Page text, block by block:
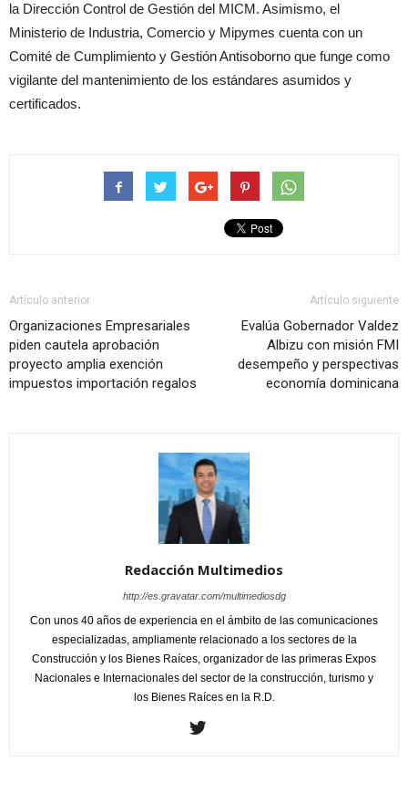
la Dirección Control de Gestión del MICM. Asimismo, el
Ministerio de Industria, Comercio y Mipymes cuenta con un
Comité de Cumplimiento y Gestión Antisoborno que funge como
vigilante del mantenimiento de los estándares asumidos y
certificados.
Artículo anterior
Organizaciones Empresariales
piden cautela aprobación
proyecto amplia exención
impuestos importación regalos
Artículo siguiente
Evalúa Gobernador Valdez
Albizu con misión FMI
desempeño y perspectivas
economía dominicana
Redacción Multimedios
http://es.gravatar.com/multimediosdg
Con unos 40 años de experiencia en el ámbito de las comunicaciones
especializadas, ampliamente relacionado a los sectores de la
Construcción y los Bienes Raíces, organizador de las primeras Expos
Nacionales e Internacionales del sector de la construcción, turismo y
los Bienes Raíces en la R.D.